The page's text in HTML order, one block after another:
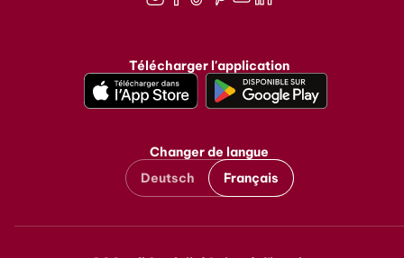
Télécharger l'application
Changer de langue
Deutsch
Français